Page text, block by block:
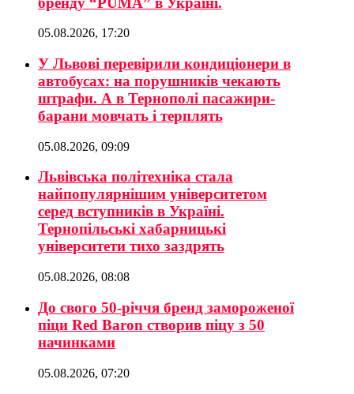
05.08.2026, 17:20
У Львові перевірили кондиціонери в
автобусах: на порушників чекають
штрафи. А в Тернополі пасажири-
барани мовчать і терплять
05.08.2026, 09:09
Львівська політехніка стала
найпопулярнішим університетом
серед вступників в Україні.
Тернопільські хабарницькі
університети тихо заздрять
05.08.2026, 08:08
До свого 50-річчя бренд замороженої
піци Red Baron створив піцу з 50
начинками
05.08.2026, 07:20